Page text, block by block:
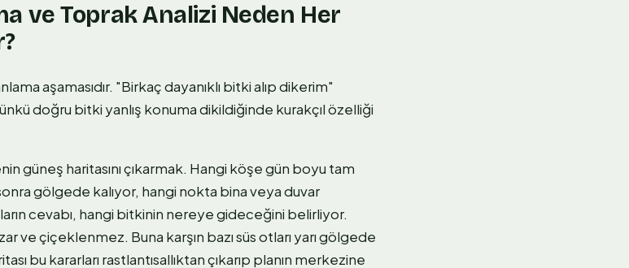
ve Toprak Analizi Neden Her
aşamasıdır. "Birkaç dayanıklı bitki alıp dikerim"
doğru bitki yanlış konuma dikildiğinde kurakçıl özelliği
güneş haritasını çıkarmak. Hangi köşe gün boyu tam
gölgede kalıyor, hangi nokta bina veya duvar
cevabı, hangi bitkinin nereye gideceğini belirliyor.
ve çiçeklenmez. Buna karşın bazı süs otları yarı gölgede
bu kararları rastlantısallıktan çıkarıp planın merkezine